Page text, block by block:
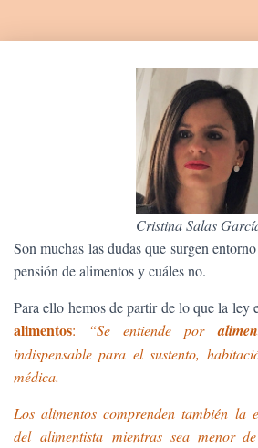
Cristina Salas
Son muchas las dudas que surgen
pensión de alimentos y cuáles no.
Para ello hemos de partir de lo que la ley
alimentos: “Se entiende por
indispensable para el sustento,
médica.
Los alimentos comprenden también la
del alimentista mientras sea menor